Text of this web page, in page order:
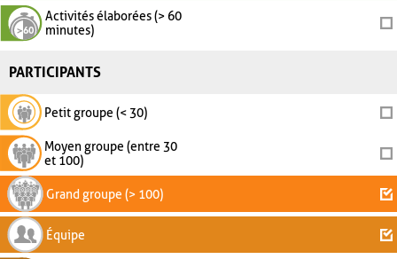
Activités élaborées (> 60
minutes)
PARTICIPANTS
Petit groupe (< 30)
Moyen groupe (entre 30
et 100)
Grand groupe (> 100)
Équipe